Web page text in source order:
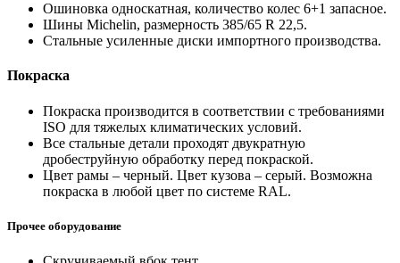
Ошиновка односкатная, количество колес 6+1 запасное.
Шины Michelin, размерность 385/65 R 22,5.
Стальные усиленные диски импортного производства.
Покраска
Покраска производится в соответствии с требованиями
ISO для тяжелых климатических условий.
Все стальные детали проходят двукратную
дробеструйную обработку перед покраской.
Цвет рамы – черный. Цвет кузова – серый. Возможна
покраска в любой цвет по системе RAL.
Прочее оборудование